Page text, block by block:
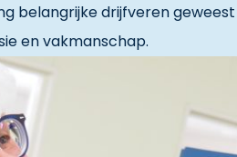
belangrijke drijfveren
en vakmanschap.